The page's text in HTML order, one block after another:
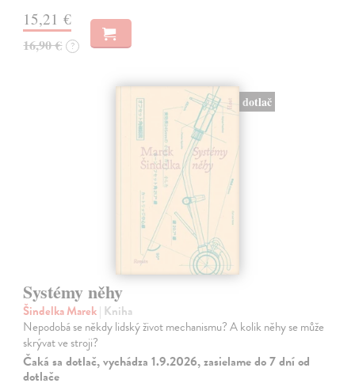
15,21 €
16,90 € ?
dotlač
Systémy něhy
Šindelka Marek| Kniha
Nepodobá se někdy lidský život mechanismu? A kolik něhy se může
skrývat ve stroji?
Čaká sa dotlač, vychádza 1.9.2026, zasielame do 7 dní od
dotlače